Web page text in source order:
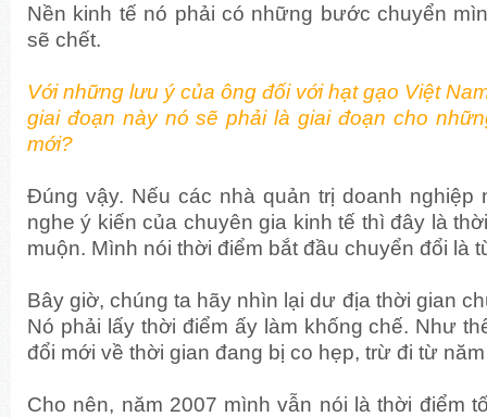
Nền kinh tế nó phải có những bước chuyển
sẽ chết.
Với những lưu ý của ông đối với hạt gạo Việt
giai đoạn này nó sẽ phải là giai đoạn cho
mới?
Đúng vậy. Nếu các nhà quản trị doanh nghiệp
nghe ý kiến của chuyên gia kinh tế thì đây là
muộn. Mình nói thời điểm bắt đầu chuyển đổi là
Bây giờ, chúng ta hãy nhìn lại dư địa thời gian
Nó phải lấy thời điểm ấy làm khống chế. Như
đổi mới về thời gian đang bị co hẹp, trừ đi từ
Cho nên, năm 2007 mình vẫn nói là thời điểm